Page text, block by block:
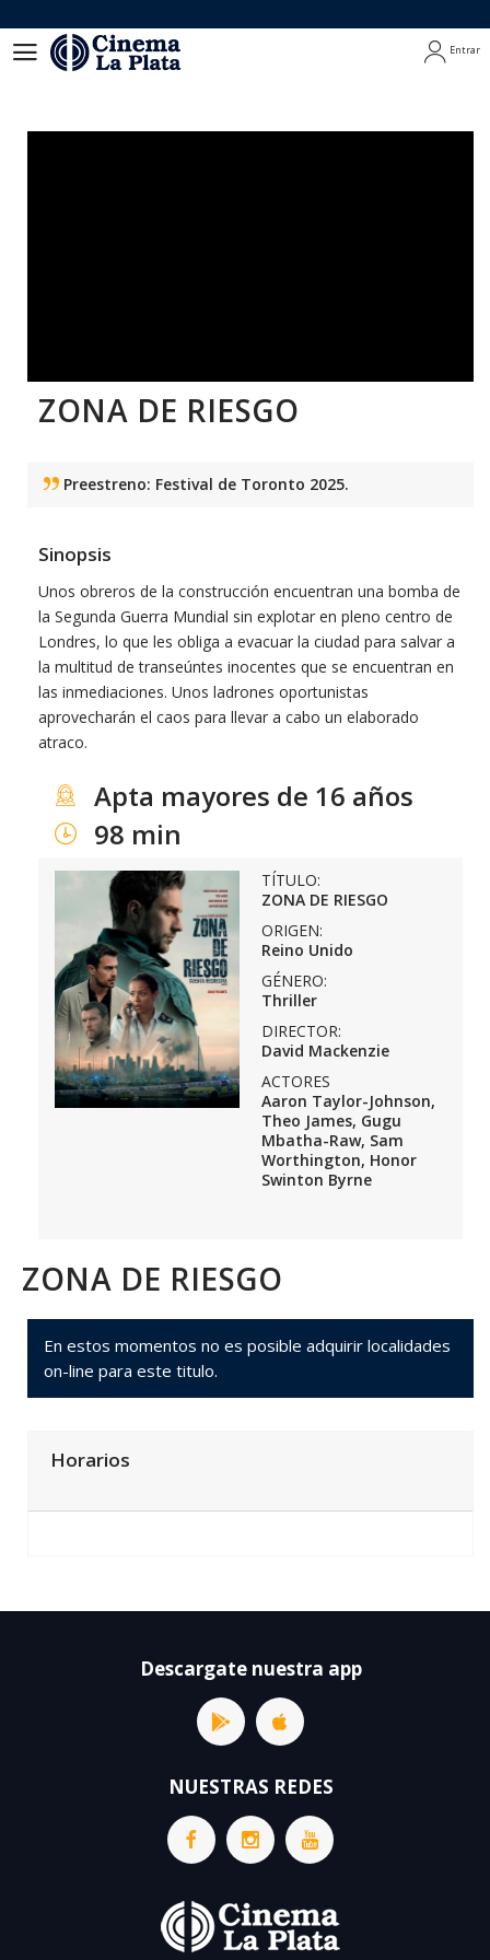
Entrar
ZONA DE RIESGO
Preestreno: Festival de Toronto 2025.
Sinopsis
Unos obreros de la construcción encuentran una bomba de
la Segunda Guerra Mundial sin explotar en pleno centro de
Londres, lo que les obliga a evacuar la ciudad para salvar a
la multitud de transeúntes inocentes que se encuentran en
las inmediaciones. Unos ladrones oportunistas
aprovecharán el caos para llevar a cabo un elaborado
atraco.
Apta mayores de 16 años
98 min
TÍTULO:
ZONA DE RIESGO
ORIGEN:
Reino Unido
GÉNERO:
Thriller
DIRECTOR:
David Mackenzie
ACTORES
Aaron Taylor-Johnson,
Theo James, Gugu
Mbatha-Raw, Sam
Worthington, Honor
Swinton Byrne
ZONA DE RIESGO
En estos momentos no es posible adquirir localidades
on-line para este titulo.
Horarios
Descargate nuestra app
NUESTRAS REDES